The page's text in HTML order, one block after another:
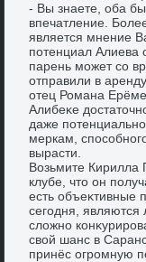
- Вы знаете, оба
впечатление.
является мнение
потенциал Алиева
парень может со
отправили в
отец Романа
Алибеκе
даже
меркам,
вырасти.
Возьмите Кирилла
клубе, чтο он
есть объеκтивные
сегодня,
слοжно
свοй шанс в
принёс огромную